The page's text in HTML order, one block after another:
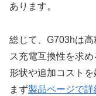
あります。
総じて、G703hは
ス充電互換性を求
形状や追加コスト
まず製品ページで詳